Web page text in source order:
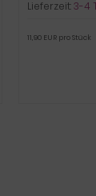
Lieferzeit:3-4
11,90 EUR pro Stück